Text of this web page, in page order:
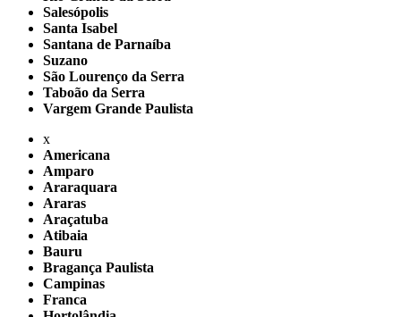
Salesópolis
Santa Isabel
Santana de Parnaíba
Suzano
São Lourenço da Serra
Taboão da Serra
Vargem Grande Paulista
x
Americana
Amparo
Araraquara
Araras
Araçatuba
Atibaia
Bauru
Bragança Paulista
Campinas
Franca